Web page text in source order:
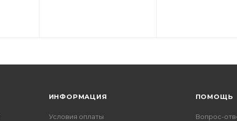
ИНФОРМАЦИЯ
Условия оплаты
ПОМОЩЬ
Вопрос-